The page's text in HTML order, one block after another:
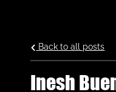
Back to all posts
Inesh